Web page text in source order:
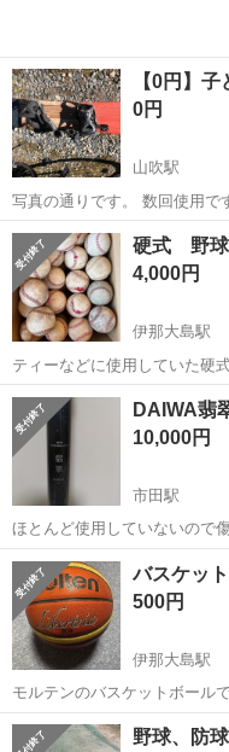
【0円】
0円
山吹駅
写真の通りです。 数回使用で
うです。 他スキー板もありま
迎です。
長野 下伊那郡 山吹駅
硬式 野
4,000円
伊那大島駅
ティーなどに使用していた硬式ボー
ものが4つほどあります その
い物も含まれ
長野 下伊那郡 伊那大
DAIWA翡
10,000円
市田駅
ほとんど使用していないので
中々手にはいらない仕掛けの巻
を確認して決めて頂いて結構
長野 下伊那郡 市田駅
バスケッ
500円
伊那大島駅
モルテンのバスケットボール
で、コキズ、汚れあります。
ました。
長野 下伊那郡 伊那大
野球、防